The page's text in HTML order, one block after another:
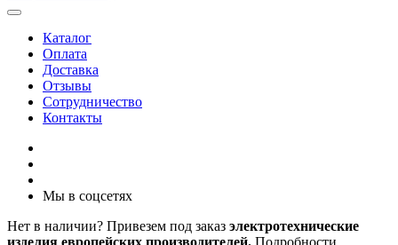
Каталог
Оплата
Доставка
Отзывы
Сотрудничество
Контакты
Мы в соцсетях
Нет в наличии? Привезем под заказ электротехнические
изделия европейских производителей. Подробности